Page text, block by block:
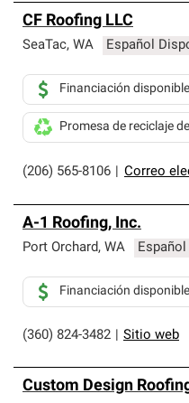
CF Roofing LLC
SeaTac, WA Español
(206) 565-8106 Correo
Financiación disponible
Promesa de reciclaje
A-1 Roofing, Inc.
Port Orchard, WA
(360) 824-3482 Sitio web
Financiación disponible
Custom Design